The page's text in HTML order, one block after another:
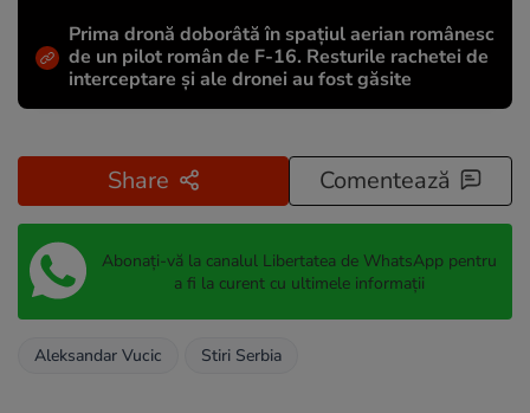
Prima dronă doborâtă în spațiul aerian românesc
de un pilot român de F-16. Resturile rachetei de
interceptare și ale dronei au fost găsite
Share Comentează
Abonați-vă la canalul Libertatea de WhatsApp pentru
a fi la curent cu ultimele informații
Aleksandar Vucic Stiri Serbia